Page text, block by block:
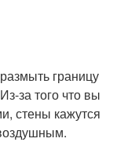
границу
за того что вы
стены кажутся